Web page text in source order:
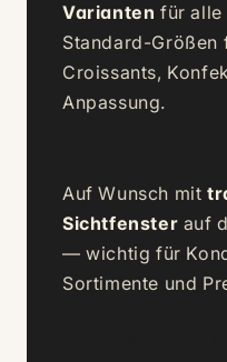
Varianten für alle
Standard-Größen
Croissants,
Anpassung.
Auf Wunsch mit
Sichtfenster auf
— wichtig für
Sortimente und